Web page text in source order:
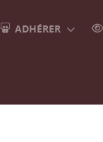
ADHÉRER